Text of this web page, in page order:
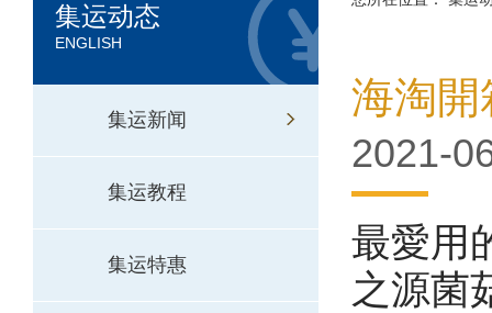
集运动态
ENGLISH
集运新闻
集运教程
集运特惠
海淘
2021-
最愛用
之源菌